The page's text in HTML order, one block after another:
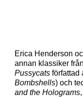
Erica Henderson
annan klassiker
Pussycats författad
Bombshells) och
and the Holograms,